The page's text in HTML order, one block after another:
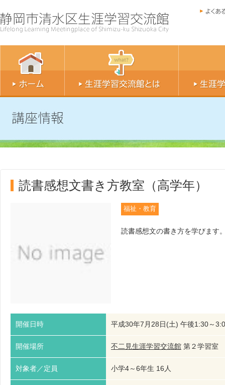
読書感想文書き方教室（高学年）
福祉・教育
読書感想文の書き方を学びます
開催日時 平成30年7月28日(土) 午後1:30～
開催場所 不二見生涯学習交流館 第２学習室
対象者／定員 小学4～6年生 16人